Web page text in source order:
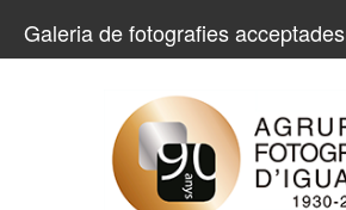
Galeria de fotografies acceptades